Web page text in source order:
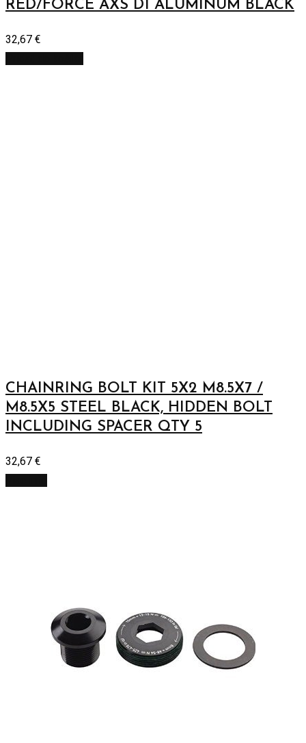
RED/FORCE AXS D1 ALUMINUM BLACK
32,67 €
CHAINRING BOLT KIT 5X2 M8.5X7 /
M8.5X5 STEEL BLACK, HIDDEN BOLT
INCLUDING SPACER QTY 5
32,67 €